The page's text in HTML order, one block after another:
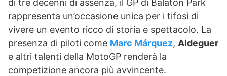
di tre decenni di assenza, il GP di Balaton Park
rappresenta un’occasione unica per i tifosi di
vivere un evento ricco di storia e spettacolo. La
presenza di piloti come Marc Márquez, Aldeguer
e altri talenti della MotoGP renderà la
competizione ancora più avvincente.